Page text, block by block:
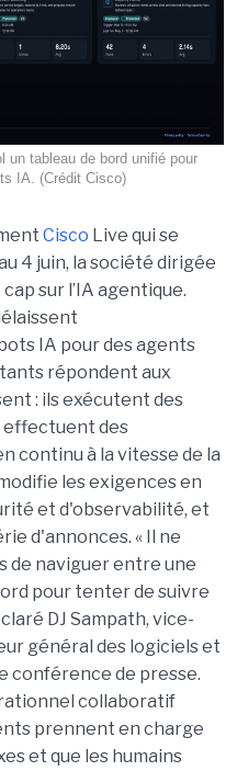
un tableau de bord unifié pour
IA. (Crédit Cisco)
Cisco Live qui se
4 juin, la société dirigée
sur l’IA agentique.
IA pour des agents
répondent aux
: ils exécutent des
effectuent des
continu à la vitesse de la
les exigences en
et d'observabilité, et
d'annonces. « Il ne
de naviguer entre une
pour tenter de suivre
DJ Sampath, vice-
général des logiciels et
conférence de presse.
collaboratif
prennent en charge
et que les humains